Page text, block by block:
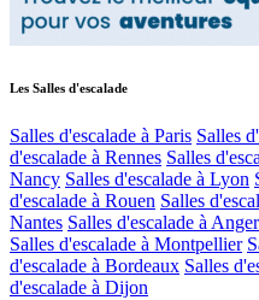
Les Salles d'escalade
Salles d'escalade à Paris Salles
d'escalade à Rennes Salles
Nancy Salles d'escalade à Lyon
d'escalade à Rouen Salles
Nantes Salles d'escalade à
Salles d'escalade à Montpellier
d'escalade à Bordeaux Salles
d'escalade à Dijon